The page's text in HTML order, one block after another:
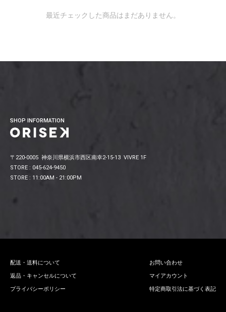
最近チェックした商品はまだありません。
SHOP INFORMATION
〒220-0005 神奈川県横浜市西区南幸2-15-13 VIVRE 1F
STORE : 045-624-9450
STORE : 11:00AM - 21:00PM
配送・送料について
返品・キャンセルについて
プライバシーポリシー
お問い合わせ
マイアカウント
特定商取引法に基づく表記